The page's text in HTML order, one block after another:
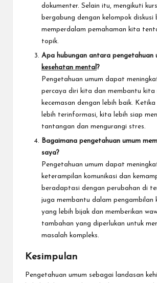
dokumenter. Selain itu, mengikuti
bergabung dengan kelompok diskusi
memperdalam pemahaman kita
topik.
Apa hubungan antara pengetahuan
kesehatan mental ?
Pengetahuan umum dapat
percaya diri kita dan membantu kita
kecemasan dengan lebih baik.
lebih terinformasi, kita lebih siap
tantangan dan mengurangi stres.
Bagaimana pengetahuan umum
saya?
Pengetahuan umum dapat
keterampilan komunikasi dan
beradaptasi dengan perubahan di
juga membantu dalam pengambilan
yang lebih bijak dan memberikan
tambahan yang diperlukan untuk
masalah kompleks.
Kesimpulan
Pengetahuan umum sebagai landasan